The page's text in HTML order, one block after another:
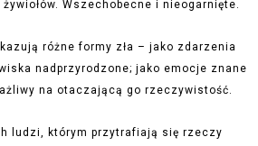
Wszechobecne i nieogarnięte.
różne formy zła – jako zdarzenia
nadprzyrodzone; jako emocje znane
na otaczającą go rzeczywistość.
ludzi, którym przytrafiają się rzeczy